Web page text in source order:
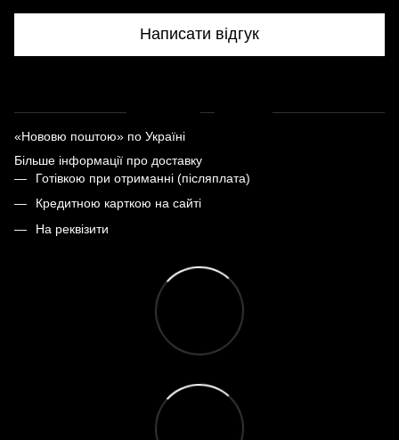
Написати відгук
«Нововю поштою» по Україні
Більше інформації про доставку
Готівкою при отриманні (післяплата)
Кредитною карткою на сайті
На реквізити